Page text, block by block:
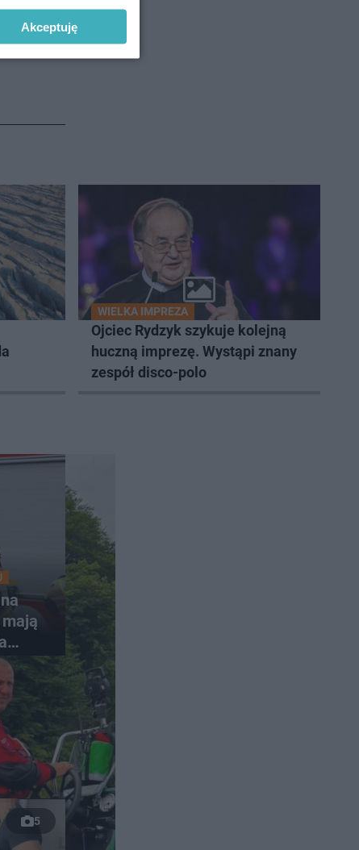
WIELKA IMPREZA
Ojciec Rydzyk szykuje kolejną
huczną imprezę. Wystąpi znany
zespół disco-polo
5
Akceptuję